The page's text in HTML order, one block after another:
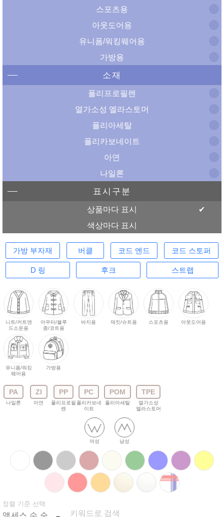
스포츠용
아웃도어용
유니폼/워킹웨어용
가방용
소재
폴리프로필렌
열가소성 엘라스토머
폴리아세탈
폴리카보네이트
아연
나일론
표시구분
상품마다 표시
색상마다 표시
가방 부자재 버클 코드 엔드 코드 스토퍼
D 링 후크 스트랩
니트/커트앤
드소운용
아우터/블루
종/코트용
바지용 재킷/슈트용 스포츠용 아웃도어용
유니폼/워킹
웨어용
가방용
PA
나일론
ZI
아연
PP
폴리프로필
렌
PC
폴리카보네
이트
POM
폴리아세탈
TPE
열가소성
엘라스토머
여성 남성
정렬 기준 선택
키워드로 검색